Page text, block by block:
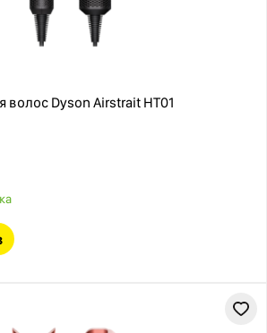
Dyson Airstrait HT01